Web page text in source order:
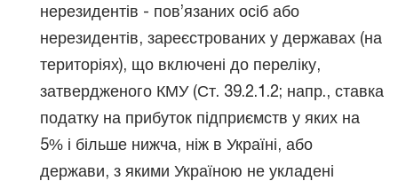
нерезидентів - пов’язаних осіб або
нерезидентів, зареєстрованих у державах (на
територіях), що включені до переліку,
затвердженого КМУ (Ст. 39.2.1.2; напр., ставка
податку на прибуток підприємств у яких на
5% і більше нижча, ніж в Україні, або
держави, з якими Україною не укладені